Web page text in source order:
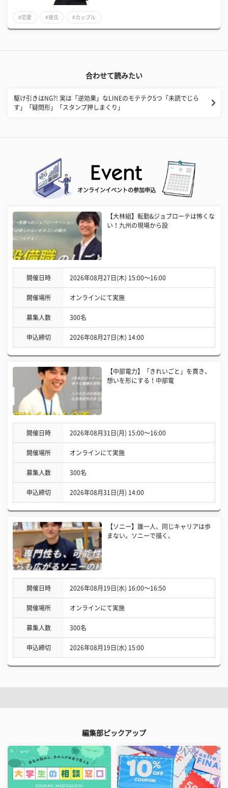
#恋愛 #彼氏 #カップル
合わせて読みたい
​駆け引きはNG?! 実は「逆効果」なLINEのモテテク5つ「未読でじら
す」「疑問形」「スタンプ押しまくり」
オンラインイベントの参加申込
【大林組】転勤&ジョブローテは怖くな
い！九州の現場から設
開催日時 2026年08月27日(木) 15:00〜16:00
開催場所 オンラインにて実施
募集人数 300名
申込締切 2026年08月27日(木) 14:00
【中部電力】「きれいごと」を貫き、
想いを形にする！中部電
開催日時 2026年08月31日(月) 15:00〜16:00
開催場所 オンラインにて実施
募集人数 300名
申込締切 2026年08月31日(月) 14:00
【ソニー】誰一人、同じキャリアは歩
まない。ソニーで描く、
開催日時 2026年08月19日(水) 16:00〜16:50
開催場所 オンラインにて実施
募集人数 300名
申込締切 2026年08月19日(水) 15:00
編集部ピックアップ